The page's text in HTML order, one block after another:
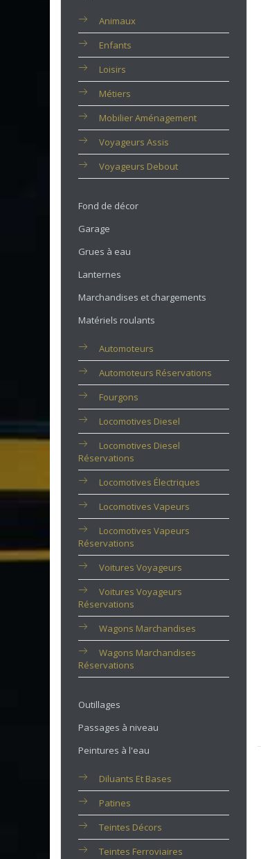
Animaux
Enfants
Loisirs
Métiers
Mobilier Aménagement
Voyageurs Assis
Voyageurs Debout
Fond de décor
Garage
Grues à eau
Lanternes
Marchandises et chargements
Matériels roulants
Automoteurs
Automoteurs Réservations
Fourgons
Locomotives Diesel
Locomotives Diesel
Réservations
Locomotives Électriques
Locomotives Vapeurs
Locomotives Vapeurs
Réservations
Voitures Voyageurs
Voitures Voyageurs
Réservations
Wagons Marchandises
Wagons Marchandises
Réservations
Outillages
Passages à niveau
Peintures à l'eau
Diluants Et Bases
Patines
Teintes Décors
Teintes Ferroviaires